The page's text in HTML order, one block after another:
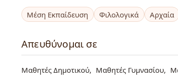
Μέση Εκπαίδευση Φιλολογικά Αρχαία
Απευθύνομαι σε
Μαθητές Δημοτικού Μαθητές Γυμνασίου